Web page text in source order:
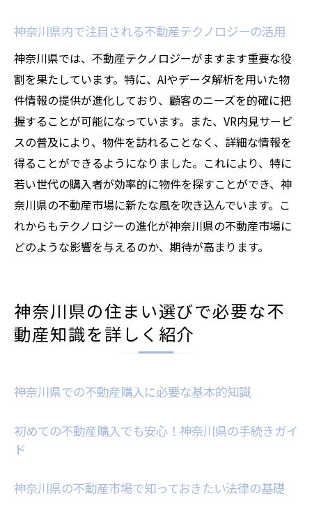
神奈川県内で注目される不動産テクノロジーの活用
神奈川県では、不動産テクノロジーがますます重要な役
割を果たしています。特に、AIやデータ解析を用いた物
件情報の提供が進化しており、顧客のニーズを的確に把
握することが可能になっています。また、VR内見サービ
スの普及により、物件を訪れることなく、詳細な情報を
得ることができるようになりました。これにより、特に
若い世代の購入者が効率的に物件を探すことができ、神
奈川県の不動産市場に新たな風を吹き込んでいます。こ
れからもテクノロジーの進化が神奈川県の不動産市場に
どのような影響を与えるのか、期待が高まります。
神奈川県の住まい選びで必要な不
動産知識を詳しく紹介
神奈川県での不動産購入に必要な基本的知識
初めての不動産購入でも安心！神奈川県の手続きガイ
ド
神奈川県の不動産市場で知っておきたい法律の基礎